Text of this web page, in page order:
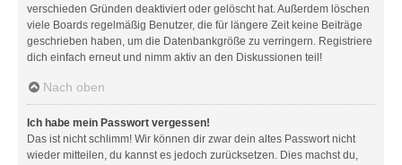
verschieden Gründen deaktiviert oder gelöscht hat. Außerdem löschen
viele Boards regelmäßig Benutzer, die für längere Zeit keine Beiträge
geschrieben haben, um die Datenbankgröße zu verringern. Registriere
dich einfach erneut und nimm aktiv an den Diskussionen teil!
Nach oben
Ich habe mein Passwort vergessen!
Das ist nicht schlimm! Wir können dir zwar dein altes Passwort nicht
wieder mitteilen, du kannst es jedoch zurücksetzen. Dies machst du,